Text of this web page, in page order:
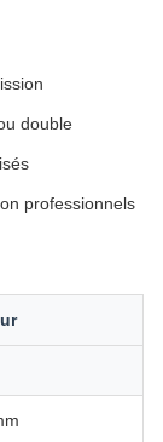
double
professionnels